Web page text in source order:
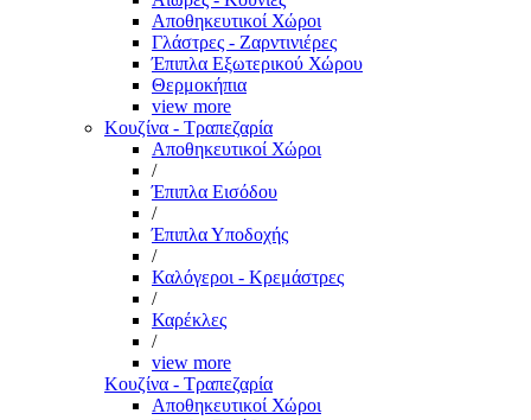
Αποθηκευτικοί Χώροι
Γλάστρες - Ζαρντινιέρες
Έπιπλα Εξωτερικού Χώρου
Θερμοκήπια
view more
Κουζίνα - Τραπεζαρία
Αποθηκευτικοί Χώροι
/
Έπιπλα Εισόδου
/
Έπιπλα Υποδοχής
/
Καλόγεροι - Κρεμάστρες
/
Καρέκλες
/
view more
Κουζίνα - Τραπεζαρία
Αποθηκευτικοί Χώροι